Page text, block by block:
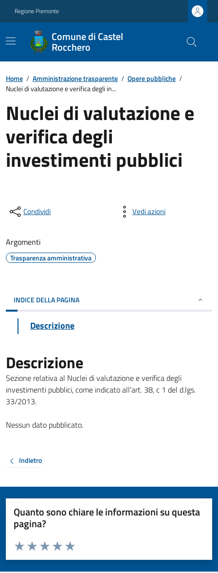
Regione Piemonte
Comune di Castel
Rocchero
Home / Amministrazione trasparente / Opere pubbliche /
Nuclei di valutazione e verifica degli in...
Nuclei di valutazione e
verifica degli
investimenti pubblici
Condividi Vedi azioni
Argomenti
Trasparenza amministrativa
INDICE DELLA PAGINA
Descrizione
Descrizione
Sezione relativa al Nuclei di valutazione e verifica degli
investimenti pubblici, come indicato all'art. 38, c 1 del d.lgs.
33/2013.
Nessun dato pubblicato.
Indietro
Quanto sono chiare le informazioni su questa
pagina?
Valuta da 1 a 5 stelle la pagina
Valuta 5 stelle su 5
Valuta 4 stelle su 5
Valuta 3 stelle su 5
Valuta 2 stelle su 5
Valuta 1 stelle su 5